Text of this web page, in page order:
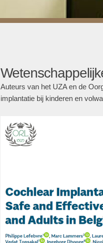
Auteurs van het UZA en de
implantatie bij kinderen en